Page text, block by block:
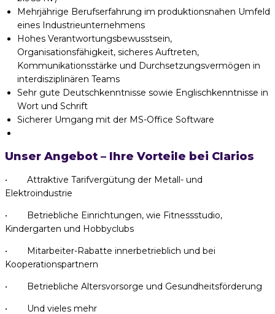
Mehrjährige Berufserfahrung im produktionsnahen Umfeld
eines Industrieunternehmens
Hohes Verantwortungsbewusstsein,
Organisationsfähigkeit, sicheres Auftreten,
Kommunikationsstärke und Durchsetzungsvermögen in
interdisziplinären Teams
Sehr gute Deutschkenntnisse sowie Englischkenntnisse in
Wort und Schrift
Sicherer Umgang mit der MS-Office Software
Unser Angebot – Ihre Vorteile bei Clarios
• Attraktive Tarifvergütung der Metall- und
Elektroindustrie
• Betriebliche Einrichtungen, wie Fitnessstudio,
Kindergarten und Hobbyclubs
• Mitarbeiter-Rabatte innerbetrieblich und bei
Kooperationspartnern
• Betriebliche Altersvorsorge und Gesundheitsförderung
• Und vieles mehr